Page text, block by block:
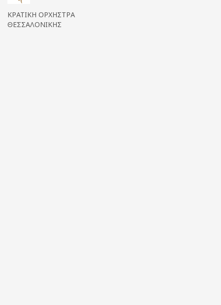
ΚΡΑΤΙΚΗ ΟΡΧΗΣΤΡΑ
ΘΕΣΣΑΛΟΝΙΚΗΣ